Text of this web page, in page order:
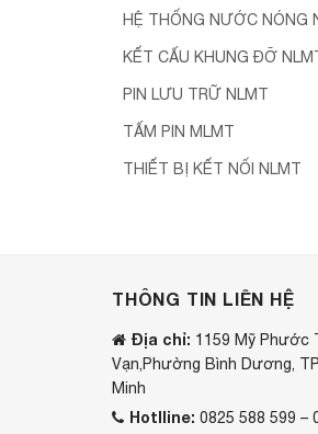
HỆ THỐNG NƯỚC NÓNG
KẾT CẤU KHUNG ĐỠ
PIN LƯU TRỮ NLMT
TẤM PIN MLMT
THIẾT BỊ KẾT NỐI NLMT
THÔNG TIN LIÊN HỆ
Địa chỉ: 1159 Mỹ Phước
Vạn,Phường Bình Dương,
Minh
Hotlline: 0825 588 599 –